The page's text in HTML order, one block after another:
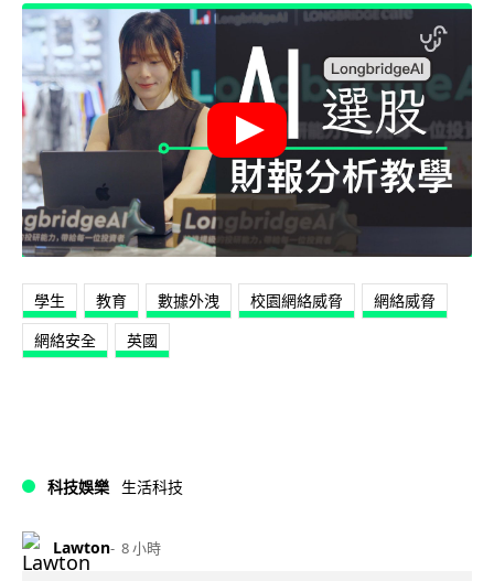
學生 教育 數據外洩 校園網絡威脅
網絡威脅
網絡安全
英國
科技娛樂 生活科技
Lawton 8 小時